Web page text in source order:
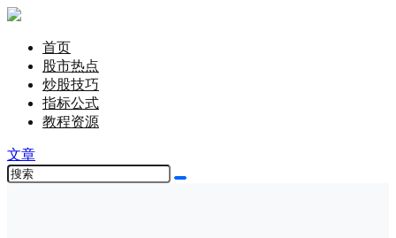
首页
股市热点
炒股技巧
指标公式
教程资源
文章